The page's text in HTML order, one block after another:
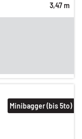
3,47 m
Minibagger (bis 5to)